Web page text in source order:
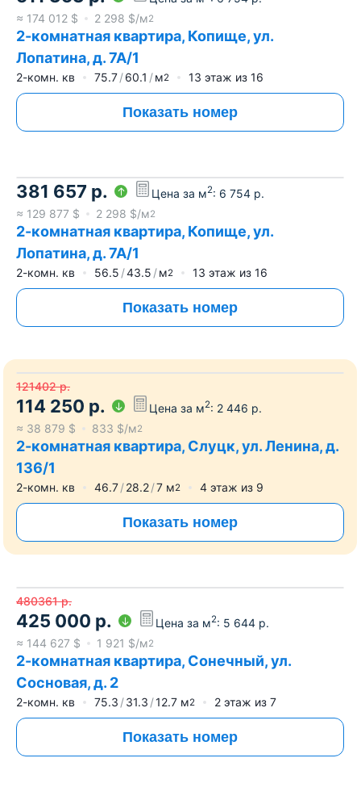
≈ 174 012 $ 2 298 $/м2
2-комнатная квартира, Копище, ул.
Лопатина, д. 7А/1
2-комн. кв 75.7 60.1 м2 13 этаж из 16
Показать номер
381 657 р. Цена за м2: 6 754 р.
≈ 129 877 $ 2 298 $/м2
2-комнатная квартира, Копище, ул.
Лопатина, д. 7А/1
2-комн. кв 56.5 43.5 м2 13 этаж из 16
Показать номер
121402 р.
114 250 р. Цена за м2: 2 446 р.
≈ 38 879 $ 833 $/м2
2-комнатная квартира, Слуцк, ул. Ленина, д.
136/1
2-комн. кв 46.7 28.2 7 м2 4 этаж из 9
Показать номер
480361 р.
425 000 р. Цена за м2: 5 644 р.
≈ 144 627 $ 1 921 $/м2
2-комнатная квартира, Сонечный, ул.
Сосновая, д. 2
2-комн. кв 75.3 31.3 12.7 м2 2 этаж из 7
Показать номер